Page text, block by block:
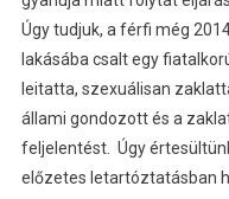
Úgy tudjuk, a férfi még
lakásába csalt egy
leitatta, szexuálisan
állami gondozott és a
feljelentést. Úgy
előzetes letartóztatásban